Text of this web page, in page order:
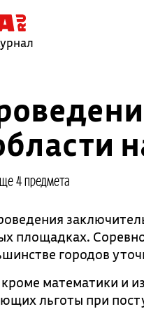
4 предмета
площадках.
городов
математики и
льготы при